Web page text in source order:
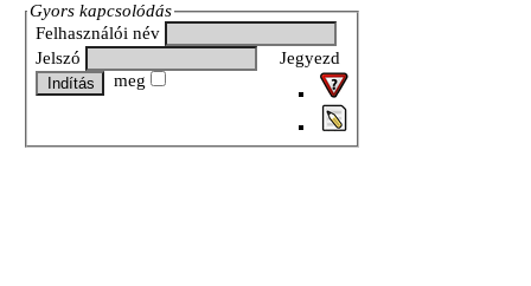
Gyors kapcsolódás
Felhasználói név
Jelszó
Jegyezd
meg